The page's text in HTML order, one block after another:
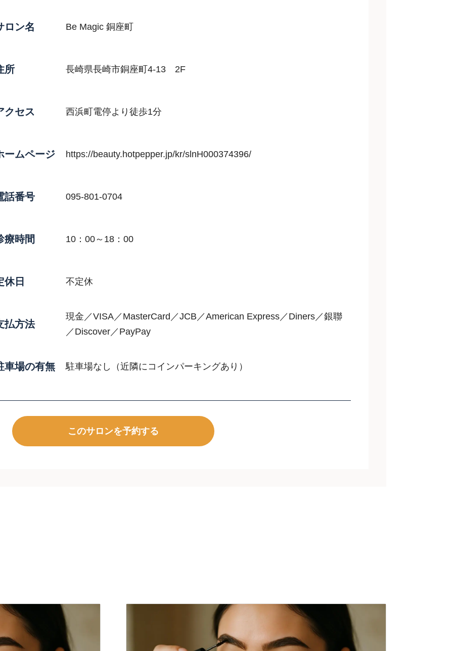
ロン名 Be Magic 銅座町
所 長崎県長崎市銅座町4-13 2F
クセス 西浜町電停より徒歩1分
ームページ https://beauty.hotpepper.jp/kr/slnH000374396/
話番号 095-801-0704
療時間 10：00～18：00
休日 不定休
払方法
現金／VISA／MasterCard／JCB／American Express／Diners／銀聯
／Discover／PayPay
車場の有無 駐車場なし（近隣にコインパーキングあり）
このサロンを予約する